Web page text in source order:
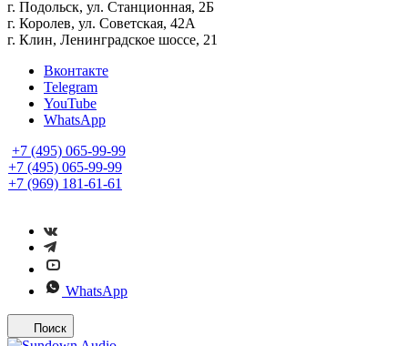
г. Подольск, ул. Станционная, 2Б
г. Королев, ул. Советская, 42А
г. Клин, Ленинградское шоссе, 21
Вконтакте
Telegram
YouTube
WhatsApp
+7 (495) 065-99-99
+7 (495) 065-99-99
+7 (969) 181-61-61
WhatsApp
Поиск